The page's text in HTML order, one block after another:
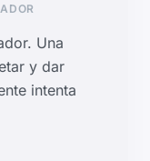
Una
y dar
intenta